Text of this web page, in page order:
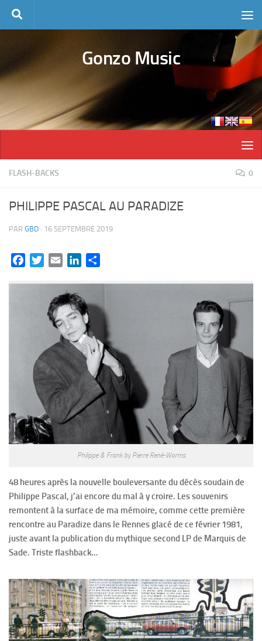
Skip to content
Gonzo Music
FLASH-BACKS 0
PHILIPPE PASCAL AU PARADIZE
PAR GBD · 16 SEPTEMBRE 2019
FacebookTwitterEmail LinkedIn
Philippe & Frank by Pierre René-Worms
48 heures après la nouvelle bouleversante du décès soudain de
Philippe Pascal, j’ai encore du mal à y croire. Les souvenirs
remontent à la surface de ma mémoire, comme cette première
rencontre au Paradize dans le Rennes glacé de ce février 1981,
juste avant la publication du mythique second LP de Marquis de
Sade. Triste flashback…